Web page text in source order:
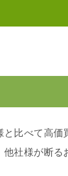
比べて高
社様が断